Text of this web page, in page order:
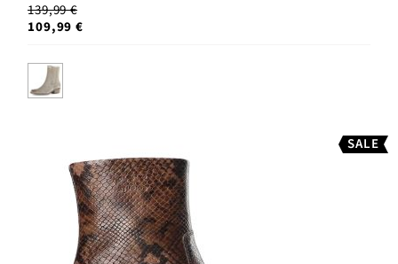
139,99 €
109,99 €
SALE